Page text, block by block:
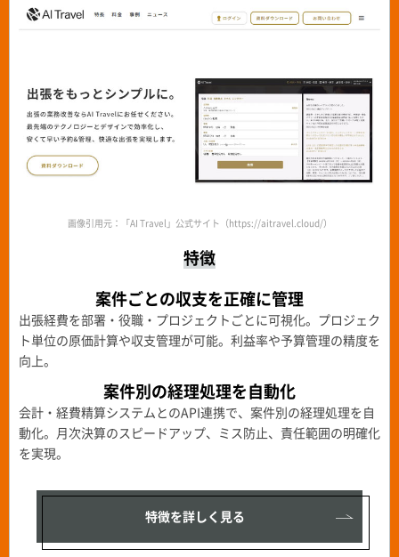
画像引用元：「AI Travel」公式サイト（https://aitravel.cloud/）
特徴
案件ごとの収支を正確に管理
出張経費を部署・役職・プロジェクトごとに可視化。プロジェク
ト単位の原価計算や収支管理が可能。利益率や予算管理の精度を
向上。
案件別の経理処理を自動化
会計・経費精算システムとのAPI連携で、案件別の経理処理を自
動化。月次決算のスピードアップ、ミス防止、責任範囲の明確化
を実現。
特徴を詳しく見る